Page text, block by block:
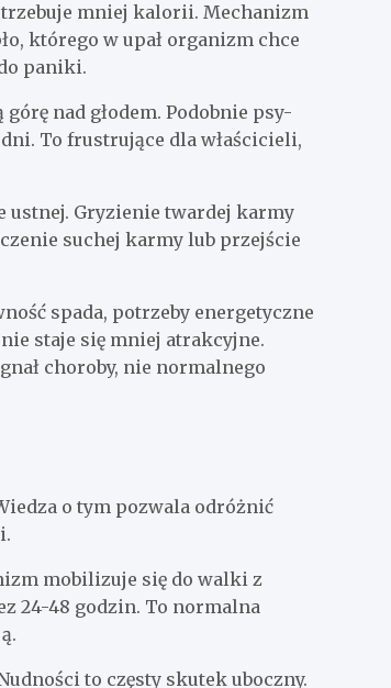
mniej kalorii. Mechanizm
którego w upał organizm chce
paniki.
nad głodem. Podobnie psy-
To frustrujące dla właścicieli,
ustnej. Gryzienie twardej karmy
suchej karmy lub przejście
spada, potrzeby energetyczne
staje się mniej atrakcyjne.
choroby, nie normalnego
o tym pozwala odróżnić
mobilizuje się do walki z
24-48 godzin. To normalna
to częsty skutek uboczny.